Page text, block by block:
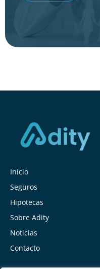
Inicio
Seguros
Hipotecas
Sobre Adity
Noticias
Contacto